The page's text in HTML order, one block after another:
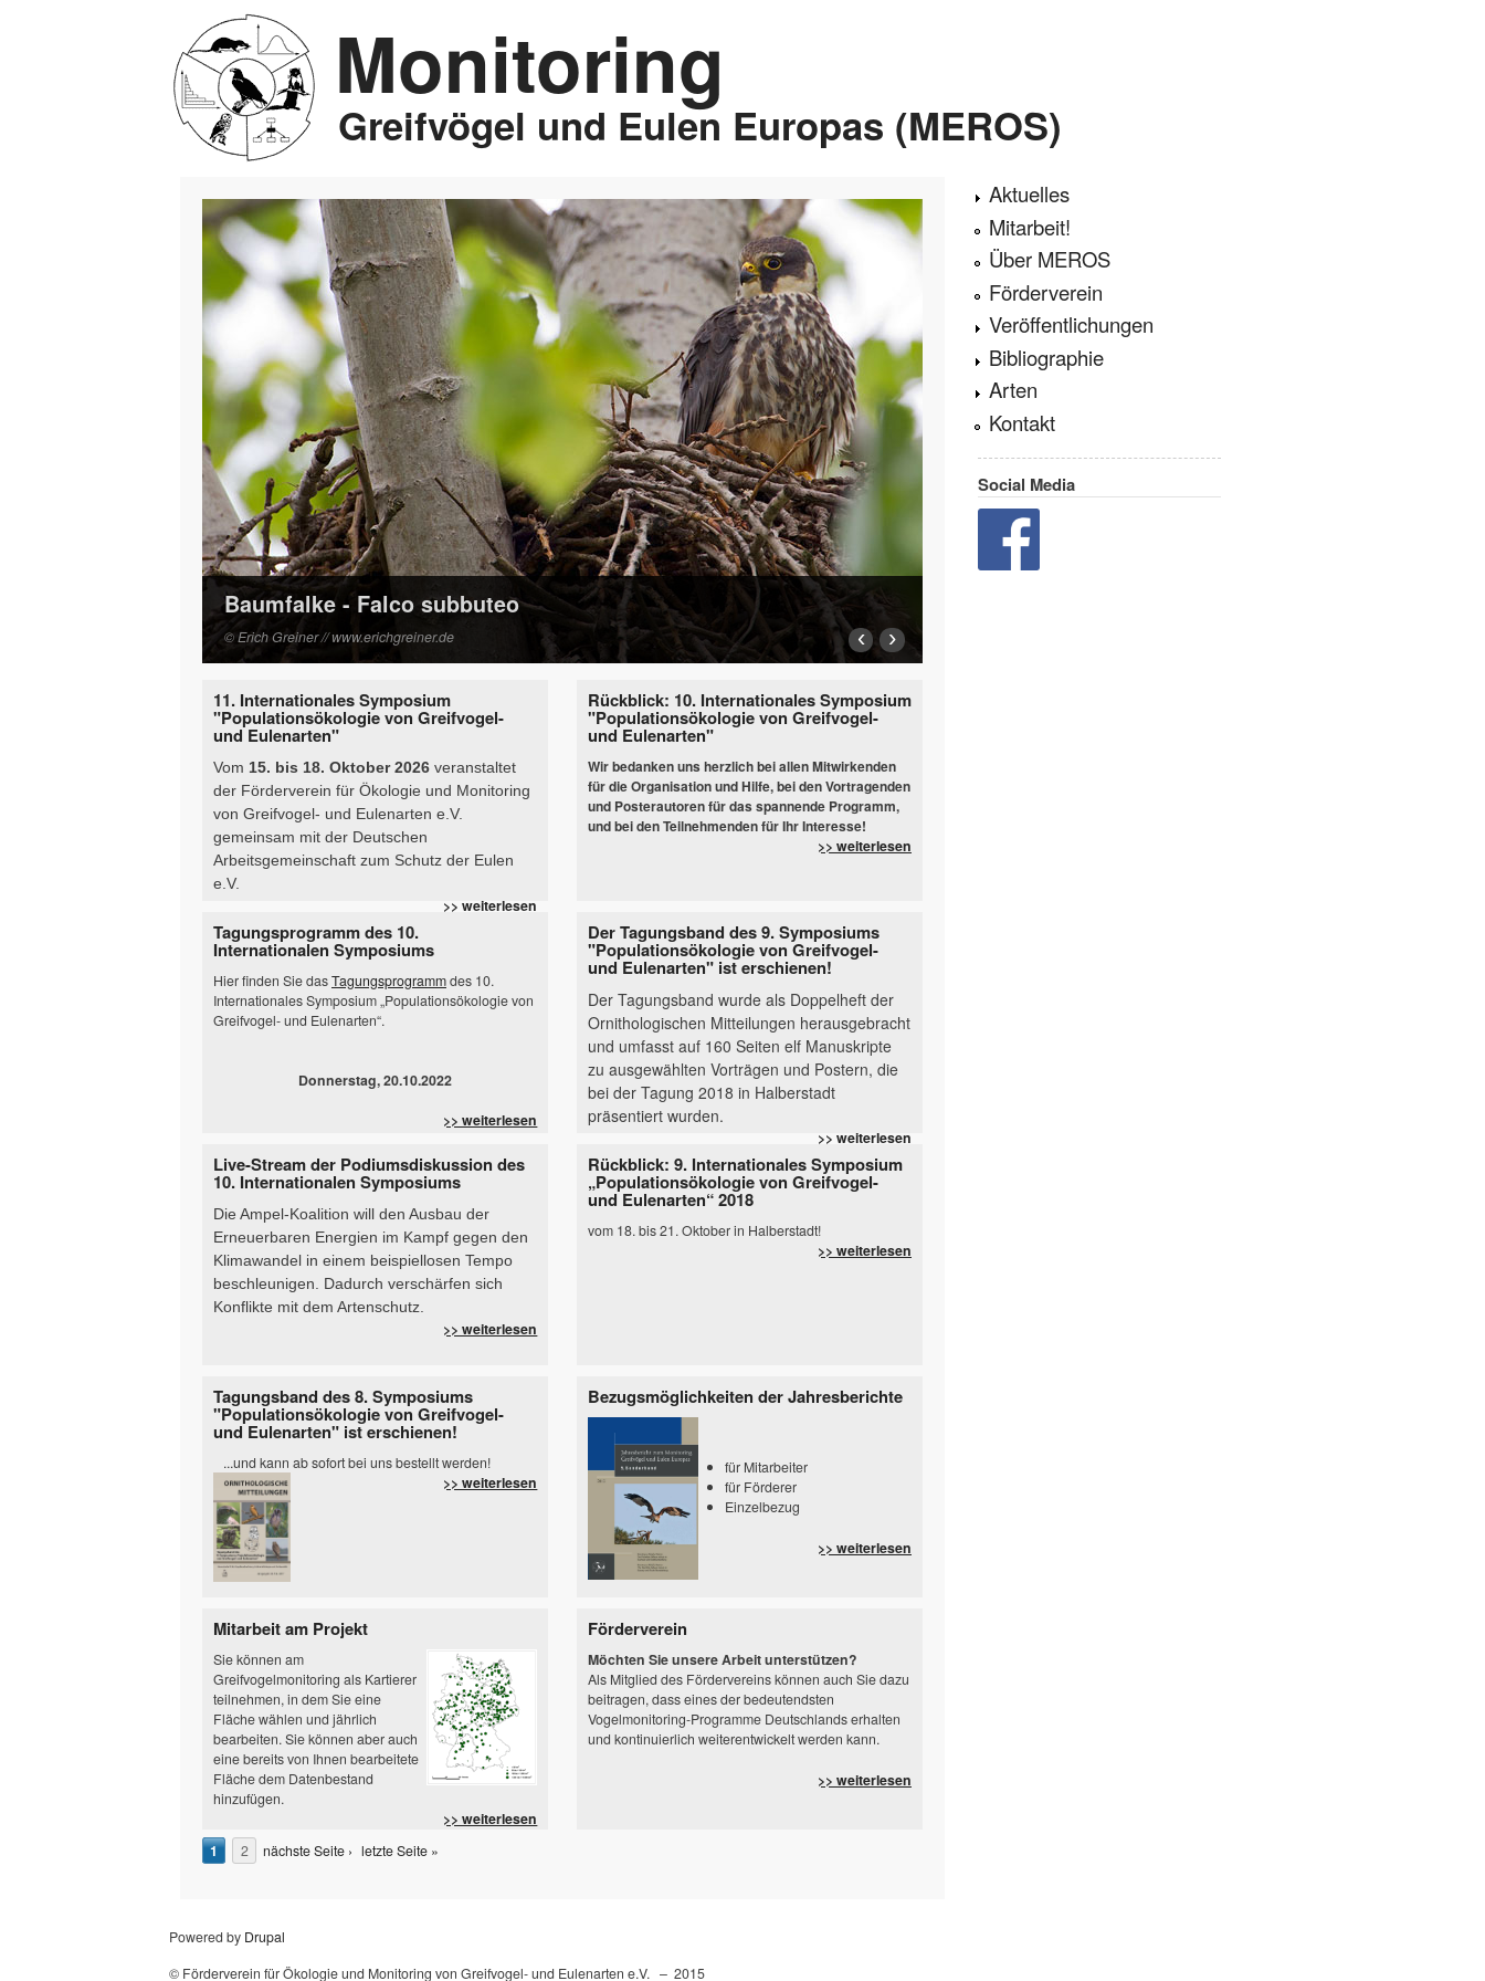
Monitoring
Greifvögel und Eulen Europas (MEROS)
Baumfalke - Falco subbuteo
© Erich Greiner // www.erichgreiner.de ‹ ›
11. Internationales Symposium
"Populationsökologie von Greifvogel-
und Eulenarten"
Vom 15. bis 18. Oktober 2026 veranstaltet
der Förderverein für Ökologie und Monitoring
von Greifvogel- und Eulenarten e.V.
gemeinsam mit der Deutschen
Arbeitsgemeinschaft zum Schutz der Eulen
e.V.
>> weiterlesen
Rückblick: 10. Internationales Symposium
"Populationsökologie von Greifvogel-
und Eulenarten"
Wir bedanken uns herzlich bei allen Mitwirkenden
für die Organisation und Hilfe, bei den Vortragenden
und Posterautoren für das spannende Programm,
und bei den Teilnehmenden für Ihr Interesse!
>> weiterlesen
Tagungsprogramm des 10.
Internationalen Symposiums
Hier finden Sie dasTagungsprogrammdes 10.
Internationales Symposium „Populationsökologie von
Greifvogel- und Eulenarten“.
Donnerstag, 20.10.2022
>> weiterlesen
Der Tagungsband des 9. Symposiums
"Populationsökologie von Greifvogel-
und Eulenarten" ist erschienen!
Der Tagungsband wurde als Doppelheft der
Ornithologischen Mitteilungen herausgebracht
und umfasst auf 160 Seiten elf Manuskripte
zu ausgewählten Vorträgen und Postern, die
bei der Tagung 2018 in Halberstadt
präsentiert wurden.
>> weiterlesen
Live-Stream der Podiumsdiskussion des
10. Internationalen Symposiums
Die Ampel-Koalition will den Ausbau der
Erneuerbaren Energien im Kampf gegen den
Klimawandel in einem beispiellosen Tempo
beschleunigen. Dadurch verschärfen sich
Konflikte mit dem Artenschutz.
>> weiterlesen
Rückblick: 9. Internationales Symposium
„Populationsökologie von Greifvogel-
und Eulenarten“ 2018
vom 18. bis 21. Oktober in Halberstadt!
>> weiterlesen
Tagungsband des 8. Symposiums
"Populationsökologie von Greifvogel-
und Eulenarten" ist erschienen!
...und kann ab sofort bei uns bestellt werden!
>> weiterlesen
Bezugsmöglichkeiten der Jahresberichte
für Mitarbeiter
für Förderer
Einzelbezug
>> weiterlesen
Mitarbeit am Projekt
Sie können am
Greifvogelmonitoring als Kartierer
teilnehmen, in dem Sie eine
Fläche wählen und jährlich
bearbeiten. Sie können aber auch
eine bereits von Ihnen bearbeitete
Fläche dem Datenbestand
hinzufügen.
>> weiterlesen
Förderverein
Möchten Sie unsere Arbeit unterstützen?
Als Mitglied des Fördervereins können auch Sie dazu
beitragen, dass eines der bedeutendsten
Vogelmonitoring-Programme Deutschlands erhalten
und kontinuierlich weiterentwickelt werden kann.
>> weiterlesen
Seiten
1 2 nächste Seite › letzte Seite »
Aktuelles
Mitarbeit!
Über MEROS
Förderverein
Veröffentlichungen
Bibliographie
Arten
Kontakt
Social Media
Powered by Drupal
© Förderverein für Ökologie und Monitoring von Greifvogel- und Eulenarten e.V. – 2015